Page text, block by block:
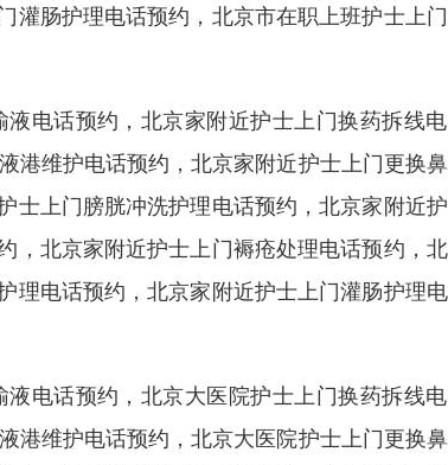
灌肠护理电话预约，北京市在职上班护士上
电话预约，北京家附近护士上门换药拆线
港维护电话预约，北京家附近护士上门更换
士上门膀胱冲洗护理电话预约，北京家附近
，北京家附近护士上门褥疮处理电话预约，
理电话预约，北京家附近护士上门灌肠护理
电话预约，北京大医院护士上门换药拆线
港维护电话预约，北京大医院护士上门更换